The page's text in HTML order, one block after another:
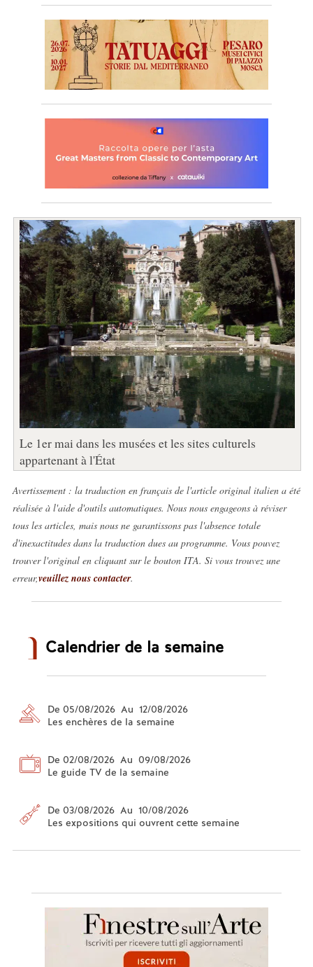
Le 1er mai dans les musées et les sites culturels
appartenant à l'État
Avertissement : la traduction en français de l'article original italien a été
réalisée à l'aide d'outils automatiques. Nous nous engageons à réviser
tous les articles, mais nous ne garantissons pas l'absence totale
d'inexactitudes dans la traduction dues au programme. Vous pouvez
trouver l'original en cliquant sur le bouton ITA. Si vous trouvez une
erreur,veuillez nous contacter.
Calendrier de la semaine
De 05/08/2026 Au 12/08/2026
Les enchères de la semaine
De 02/08/2026 Au 09/08/2026
Le guide TV de la semaine
De 03/08/2026 Au 10/08/2026
Les expositions qui ouvrent cette semaine